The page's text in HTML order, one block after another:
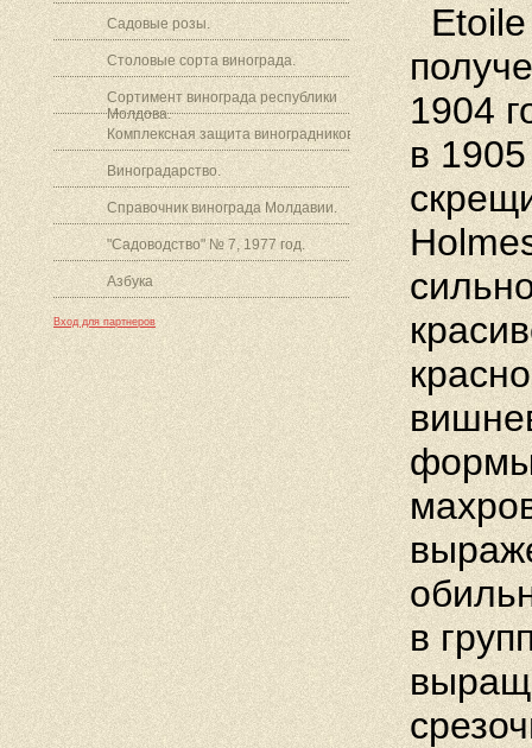
Садовые розы.
Столовые сорта винограда.
Сортимент винограда республики
Молдова.
Комплексная защита виноградников.
Виноградарство.
Справочник винограда Молдавии.
"Садоводство" № 7, 1977 год.
Азбука
Вход для партнеров
Etoile
1904
в
в